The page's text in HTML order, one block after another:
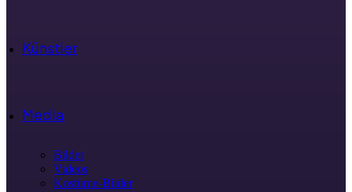
Künstler
Media
Bilder
Videos
Kostüme-Bilder